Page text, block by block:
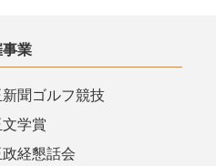
業
聞ゴルフ競技
学賞
経懇話会